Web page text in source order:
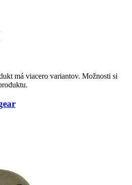
má viacero variantov. Možnosti si